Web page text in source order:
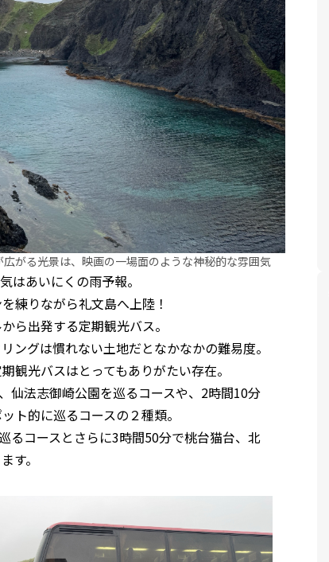
がる光景は、映画の一場面のような神秘的な雰囲気
はあいにくの雨予報。
練りながら礼文島へ上陸！
ら出発する定期観光バス。
ングは慣れない土地だとなかなかの難易度。
観光バスはとってもありがたい存在。
仙法志御崎公園を巡るコースや、2時間10分
ト的に巡るコースの２種類。
るコースとさらに3時間50分で桃台猫台、北
す。